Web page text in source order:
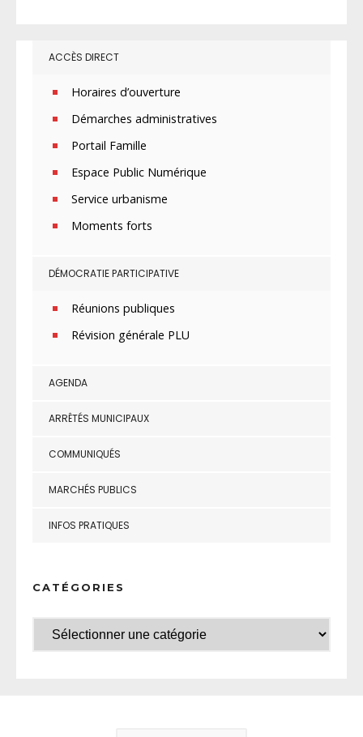
ACCÈS DIRECT
Horaires d’ouverture
Démarches administratives
Portail Famille
Espace Public Numérique
Service urbanisme
Moments forts
DÉMOCRATIE PARTICIPATIVE
Réunions publiques
Révision générale PLU
AGENDA
ARRÊTÉS MUNICIPAUX
COMMUNIQUÉS
MARCHÉS PUBLICS
INFOS PRATIQUES
CATÉGORIES